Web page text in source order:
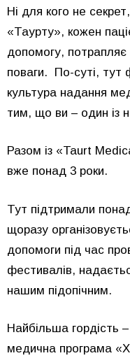
Ні для кого не
«Таурту», кожен
допомогу,
поваги. По-суті, тут
культура надання
тим, що ви – один із
Разом із «Taurt
вже понад 3 роки.
Тут підтримали
щоразу
допомоги під час
фестивалів,
нашим підопічним.
Найбільша гордість
медична програма